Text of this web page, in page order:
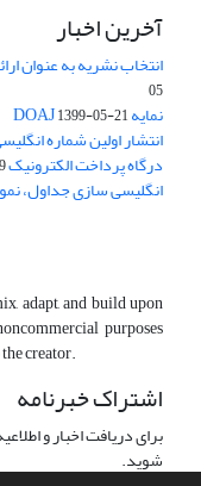
آخرین اخبار
انتخاب نشریه به عنوان
05
نمایه DOAJ1399-05-21
انتشار اولین شماره
درگاه پرداخت الکترونیک
انگلیسی سازی جداول،
adapt, and build upon
purposes
creator.
اشتراک خبرنامه
برای دریافت اخبار و
شوید.